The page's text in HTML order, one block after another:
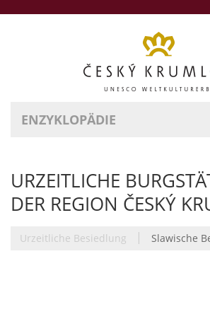
ENZYKLOPÄDIE
URZEITLICHE
DER REGION ČESKÝ
Urzeitliche Besiedlung | Slawische